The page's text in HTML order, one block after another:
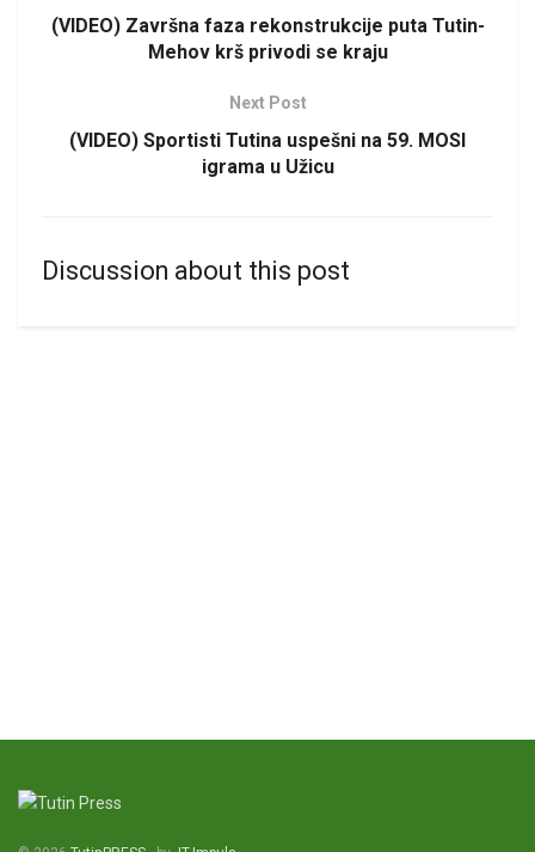
(VIDEO) Završna faza rekonstrukcije puta Tutin-
Mehov krš privodi se kraju
Next Post
(VIDEO) Sportisti Tutina uspešni na 59. MOSI
igrama u Užicu
Discussion about this post